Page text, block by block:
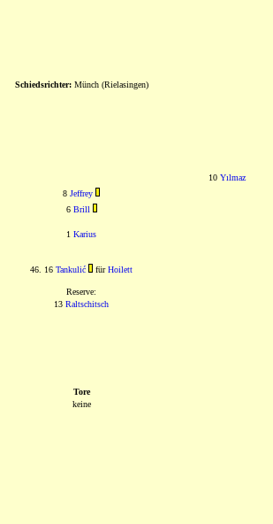
Schiedsrichter:Münch (Rielasingen)
10 Yılmaz
8 Jeffrey
6 Brill
1 Karius
46. 16 Tankulić fürHoilett
Reserve:
13 Raltschitsch
Tore
keine